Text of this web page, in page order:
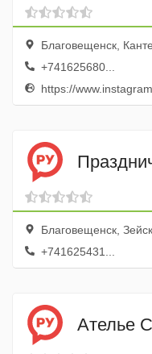
Благовещенск,
+741625680...
https://
Благовещенск,
+741625431...
Ателье